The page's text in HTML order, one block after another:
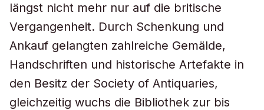
längst nicht mehr nur auf die britische
Vergangenheit. Durch Schenkung und
Ankauf gelangten zahlreiche Gemälde,
Handschriften und historische Artefakte in
den Besitz der Society of Antiquaries,
gleichzeitig wuchs die Bibliothek zur bis